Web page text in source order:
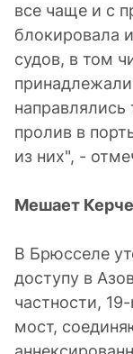
все чаще и с
блокировала
судов, в том
направлялись
пролив в
из них", -
Мешает
В Брюсселе
доступу в
частности,
мост,